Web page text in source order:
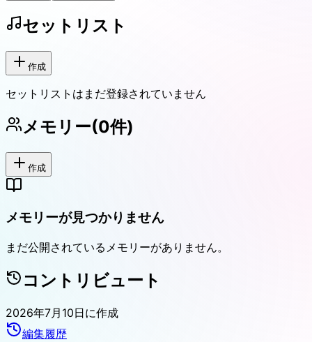
セットリスト
作成
セットリストはまだ登録されていません
メモリー(0件)
作成
メモリーが見つかりません
まだ公開されているメモリーがありません。
コントリビュート
2026年7月10日に作成
編集履歴